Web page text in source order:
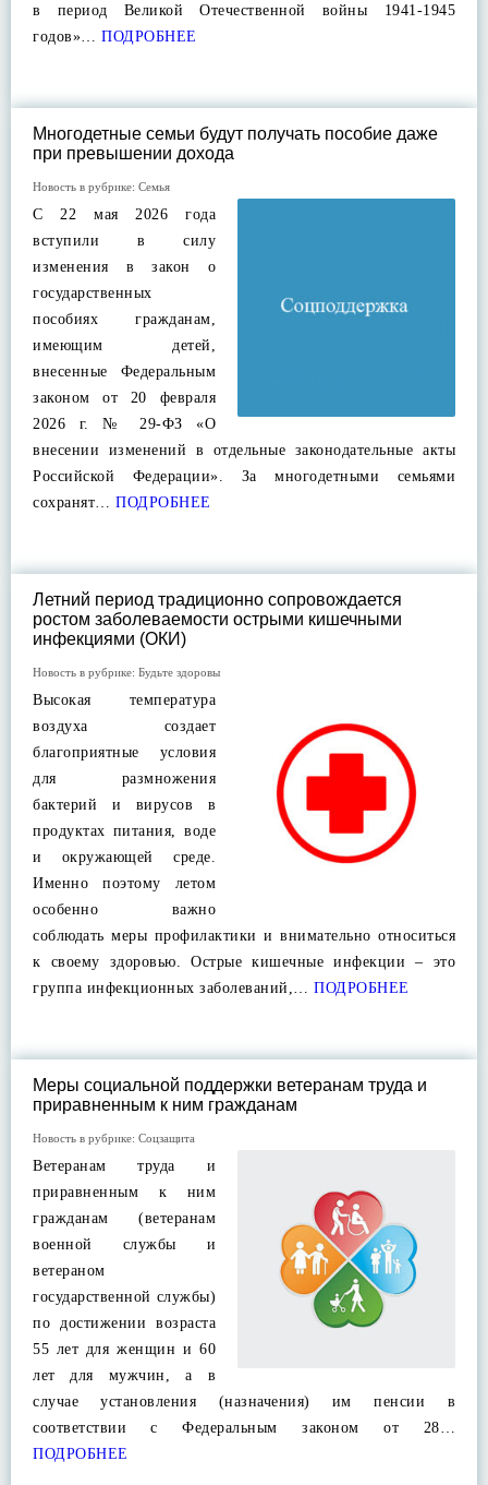
в период Великой Отечественной войны 1941-1945
годов»… ПОДРОБНЕЕ
Многодетные семьи будут получать пособие даже
при превышении дохода
Новость в рубрике: Семья
С 22 мая 2026 года
вступили в силу
изменения в закон о
государственных
пособиях гражданам,
имеющим детей,
внесенные Федеральным
законом от 20 февраля
2026 г. № 29-ФЗ «О
внесении изменений в отдельные законодательные акты
Российской Федерации». За многодетными семьями
сохранят… ПОДРОБНЕЕ
Летний период традиционно сопровождается
ростом заболеваемости острыми кишечными
инфекциями (ОКИ)
Новость в рубрике: Будьте здоровы
Высокая температура
воздуха создает
благоприятные условия
для размножения
бактерий и вирусов в
продуктах питания, воде
и окружающей среде.
Именно поэтому летом
особенно важно
соблюдать меры профилактики и внимательно относиться
к своему здоровью. Острые кишечные инфекции – это
группа инфекционных заболеваний,… ПОДРОБНЕЕ
Меры социальной поддержки ветеранам труда и
приравненным к ним гражданам
Новость в рубрике: Соцзащита
Ветеранам труда и
приравненным к ним
гражданам (ветеранам
военной службы и
ветераном
государственной службы)
по достижении возраста
55 лет для женщин и 60
лет для мужчин, а в
случае установления (назначения) им пенсии в
соответствии с Федеральным законом от 28…
ПОДРОБНЕЕ